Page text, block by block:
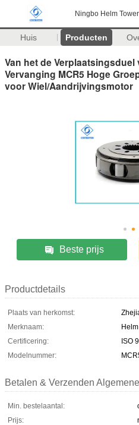
Ningbo Helm
Huis Producten
Van het de
Vervanging MCR5 Hoge
voor Wiel/Aandrijvingsmotor
Beste prijs
Productdetails
Plaats van herkomst:
Merknaam:
Certificering:
ISO
Modelnummer:
Betalen & Verzenden
Min. bestelaantal:
Prijs: